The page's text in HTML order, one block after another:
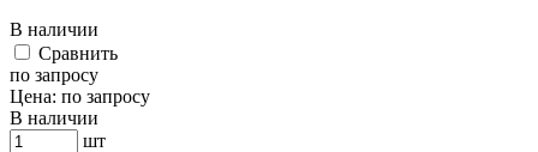
В наличии
Cравнить
по запросу
Цена: по запросу
В наличии
шт